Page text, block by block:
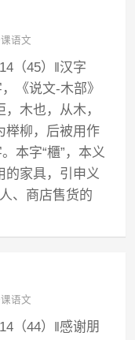
语文
（45）‖汉字
《说文-木部》
木也，从木，
榉柳，后被用作
本字“櫃”，本义
的家具，引申义
、商店售货的
语文
（44）‖感谢朋